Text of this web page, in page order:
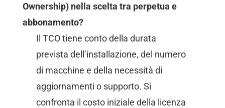
Ownership) nella scelta tra perpetua e
abbonamento?
Il TCO tiene conto della durata
prevista dell’installazione, del numero
di macchine e della necessità di
aggiornamenti o supporto. Si
confronta il costo iniziale della licenza